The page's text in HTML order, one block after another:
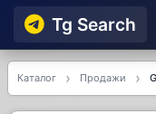
Tg Searсh
Каталог Продажи